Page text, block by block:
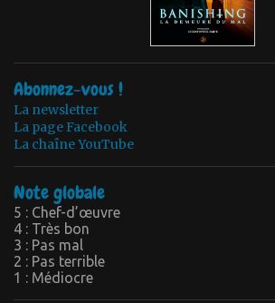
Abonnez-vous !
La newsletter
La page Facebook
La chaîne YouTube
Note globale
5 : Chef-d’œuvre
4 : Très bon
3 : Pas mal
2 : Pas terrible
1 : Médiocre